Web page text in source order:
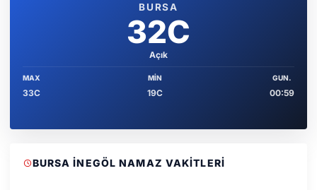
BURSA
32C
Açık
MAX
33C
MIN
19C
GUN.
00:59
BURSA İNEGÖL NAMAZ VAKITLERI